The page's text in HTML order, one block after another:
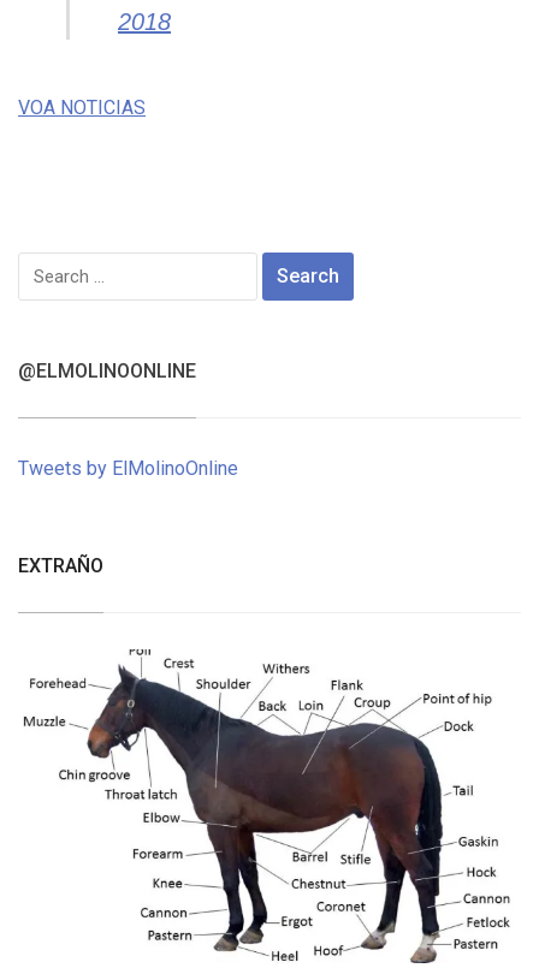
2018
VOA NOTICIAS
Search
for:
@ELMOLINOONLINE
Tweets by ElMolinoOnline
EXTRAÑO